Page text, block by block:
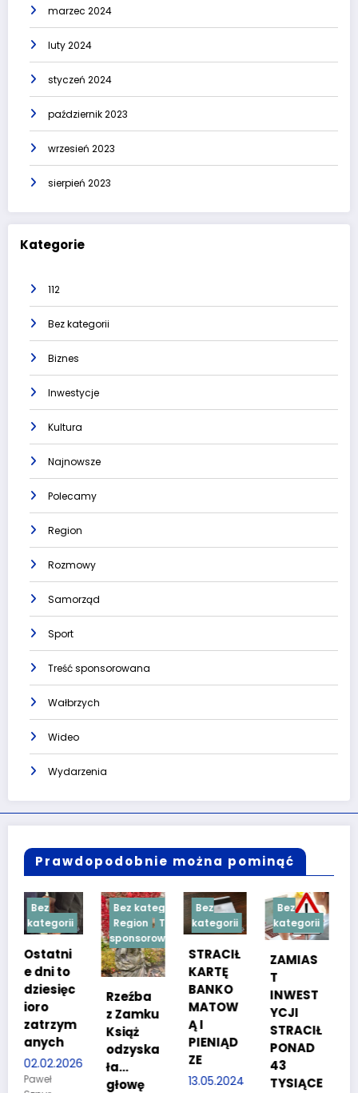
marzec 2024
luty 2024
styczeń 2024
październik 2023
wrzesień 2023
sierpień 2023
Kategorie
112
Bez kategorii
Biznes
Inwestycje
Kultura
Najnowsze
Polecamy
Region
Rozmowy
Samorząd
Sport
Treść sponsorowana
Wałbrzych
Wideo
Wydarzenia
Prawdopodobnie można pominąć
Bez kategorii
Region
Treść
sponsorowana
Rzeźba
z Zamku
Książ
odzyska
ła…
głowę
Bez
kategorii
STRACIŁ
KARTĘ
BANKO
MATOW
Ą I
PIENIĄD
ZE
13.05.2024
Bez
kategorii
ZAMIAS
T
INWEST
YCJI
PONAD
TYSIĄCE
Bez
kategorii
TESTY
NOŚCIO
WE DLA
KANDYD
ATÓW
POLICJI